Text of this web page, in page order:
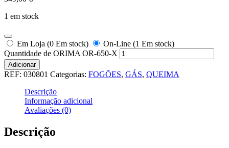
1 em stock
Em Loja (0 Em stock)
On-Line (1 Em stock)
Quantidade de ORIMA OR-650-X
Adicionar
REF: 030801 Categorias: FOGÕES, GÁS, QUEIMA
Descrição
Informação adicional
Avaliações (0)
Descrição